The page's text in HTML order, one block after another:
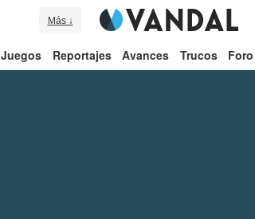
Más ↓
Juegos Reportajes Avances Trucos Foro